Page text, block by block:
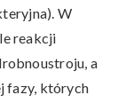
W
reakcji
a
fazy, których